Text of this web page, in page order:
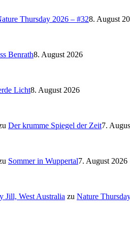
Thursday 2026 – #328. August
Benrath8. August 2026
Licht8. August 2026
Der krumme Spiegel der Zeit7.
Sommer in Wuppertal7. August 2026
Jill, West Australia zu Nature